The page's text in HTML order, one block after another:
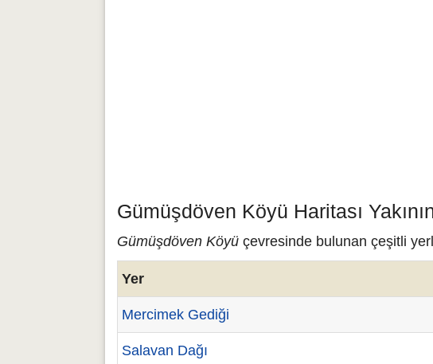
Gümüşdöven Köyü Haritası
Gümüşdöven Köyü çevresinde bulunan çeşitli
Yer
Mercimek Gediği
Salavan Dağı